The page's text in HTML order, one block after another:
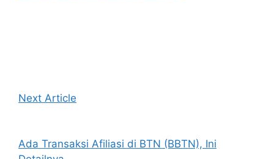
Next Article
Ada Transaksi Afiliasi di BTN (BBTN), Ini